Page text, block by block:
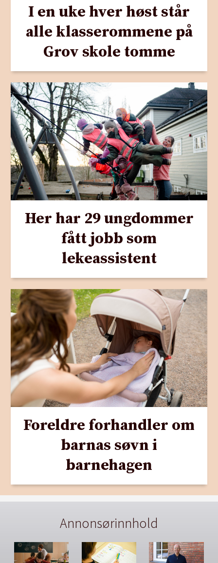
I en uke hver høst står
alle klasserommene på
Grov skole tomme
Her har 29 ungdommer
fått jobb som
lekeassistent
Foreldre forhandler om
barnas søvn i
barnehagen
Annonsørinnhold